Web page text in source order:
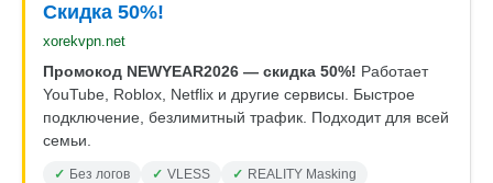
Скидка 50%!
xorekvpn.net
Промокод NEWYEAR2026 — скидка 50%! Работает
YouTube, Roblox, Netflix и другие сервисы. Быстрое
подключение, безлимитный трафик. Подходит для всей
семьи.
Без логов VLESS
REALITY Masking